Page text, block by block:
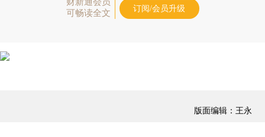
可畅读全文
订阅/会员升级
版面编辑：王永